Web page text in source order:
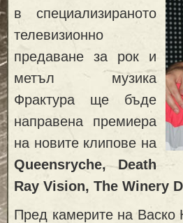
в специализираното
телевизионно
предаване за рок и
метъл музика
Фрактура ще бъде
направена премиера
на новите клипове на
Queensryche, Death
Ray Vision, The Winery
Пред камерите на Васко